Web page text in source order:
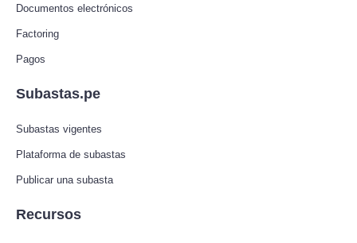
Documentos electrónicos
Factoring
Pagos
Subastas.pe
Subastas vigentes
Plataforma de subastas
Publicar una subasta
Recursos